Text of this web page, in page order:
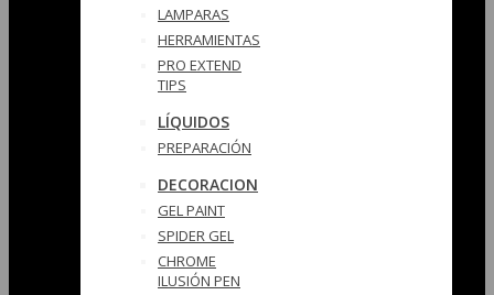
LAMPARAS
HERRAMIENTAS
PRO EXTEND
TIPS
LÍQUIDOS
PREPARACIÓN
DECORACION
GEL PAINT
SPIDER GEL
CHROME
ILUSIÓN PEN